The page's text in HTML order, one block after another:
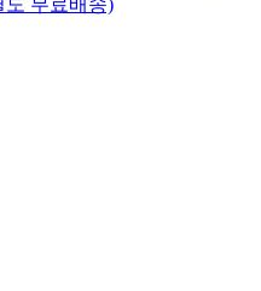
도 무료배송)